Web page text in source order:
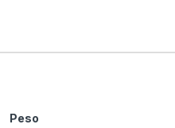
Peso